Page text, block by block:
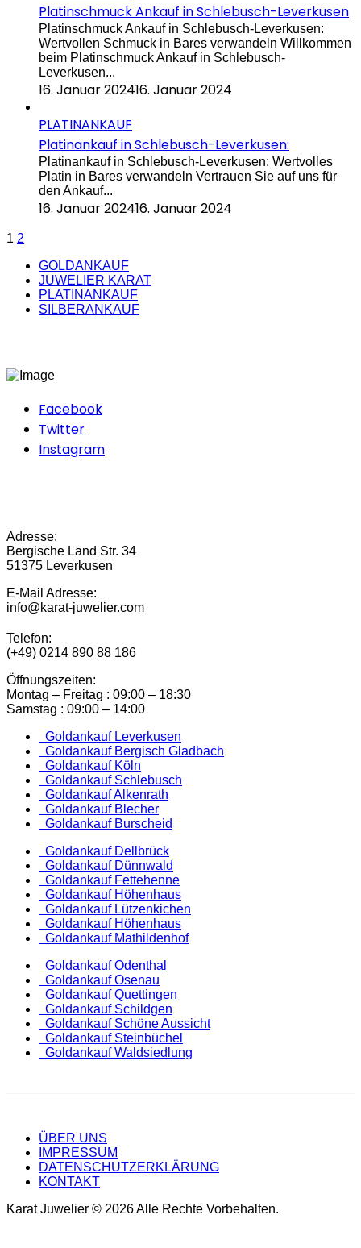
Platinschmuck Ankauf in Schlebusch-Leverkusen
Platinschmuck Ankauf in Schlebusch-Leverkusen:
Wertvollen Schmuck in Bares verwandeln Willkommen
beim Platinschmuck Ankauf in Schlebusch-
Leverkusen...
16. Januar 202416. Januar 2024
PLATINANKAUF
Platinankauf in Schlebusch-Leverkusen:
Platinankauf in Schlebusch-Leverkusen: Wertvolles
Platin in Bares verwandeln Vertrauen Sie auf uns für
den Ankauf...
16. Januar 202416. Januar 2024
1 2
GOLDANKAUF
JUWELIER KARAT
PLATINANKAUF
SILBERANKAUF
Facebook
Twitter
Instagram
Adresse:
Bergische Land Str. 34
51375 Leverkusen
E-Mail Adresse:
info@karat-juwelier.com
Telefon:
(+49) 0214 890 88 186
Öffnungszeiten:
Montag – Freitag : 09:00 – 18:30
Samstag : 09:00 – 14:00
Goldankauf Leverkusen
Goldankauf Bergisch Gladbach
Goldankauf Köln
Goldankauf Schlebusch
Goldankauf Alkenrath
Goldankauf Blecher
Goldankauf Burscheid
Goldankauf Dellbrück
Goldankauf Dünnwald
Goldankauf Fettehenne
Goldankauf Höhenhaus
Goldankauf Lützenkichen
Goldankauf Höhenhaus
Goldankauf Mathildenhof
Goldankauf Odenthal
Goldankauf Osenau
Goldankauf Quettingen
Goldankauf Schildgen
Goldankauf Schöne Aussicht
Goldankauf Steinbüchel
Goldankauf Waldsiedlung
ÜBER UNS
IMPRESSUM
DATENSCHUTZERKLÄRUNG
KONTAKT
Karat Juwelier © 2026 Alle Rechte Vorbehalten.